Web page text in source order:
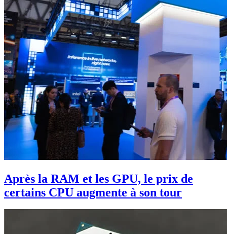
Après la RAM et les GPU, le prix de
certains CPU augmente à son tour